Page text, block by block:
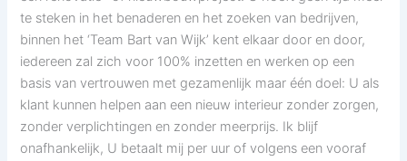
te steken in het benaderen en het zoeken van bedrijven,
binnen het ‘Team Bart van Wijk’ kent elkaar door en door,
iedereen zal zich voor 100% inzetten en werken op een
basis van vertrouwen met gezamenlijk maar één doel: U als
klant kunnen helpen aan een nieuw interieur zonder zorgen,
zonder verplichtingen en zonder meerprijs. Ik blijf
onafhankelijk, U betaalt mij per uur of volgens een vooraf